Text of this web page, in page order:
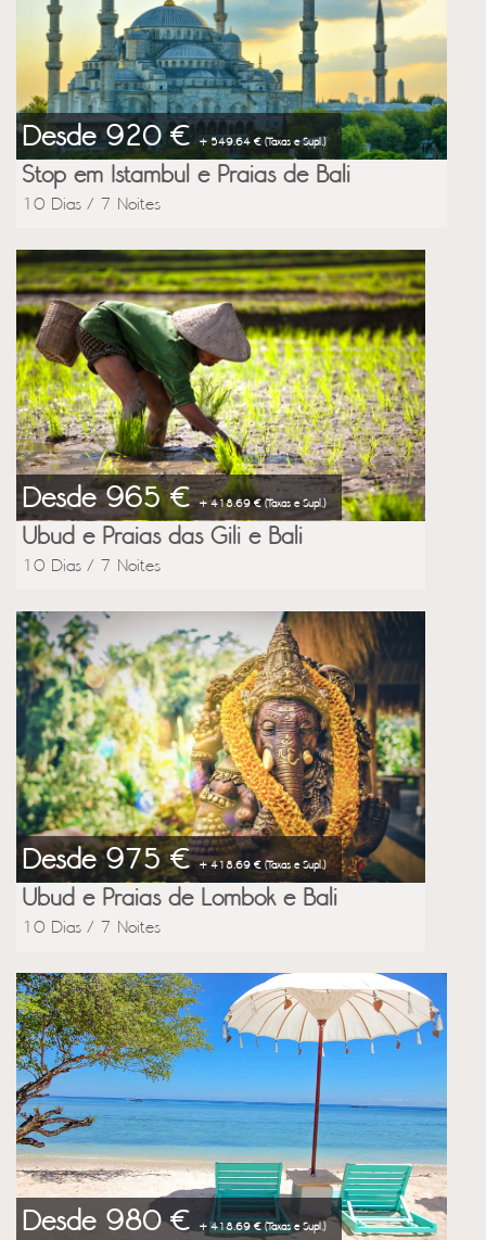
Desde 920 €+ 549.64 € (Taxas e Supl.)
Stop em Istambul e Praias de Bali
10 Dias / 7 Noites
Desde 965 €+ 418.69 € (Taxas e Supl.)
Ubud e Praias das Gili e Bali
10 Dias / 7 Noites
Desde 975 €+ 418.69 € (Taxas e Supl.)
Ubud e Praias de Lombok e Bali
10 Dias / 7 Noites
Desde 980 € + 418.69 € (Taxas e Supl.)